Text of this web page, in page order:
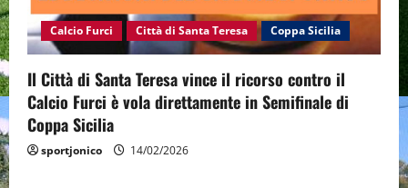
Calcio Furci Città di Santa Teresa Coppa Sicilia
Il Città di Santa Teresa vince il ricorso contro il
Calcio Furci è vola direttamente in Semifinale di
Coppa Sicilia
sportjonico 14/02/2026